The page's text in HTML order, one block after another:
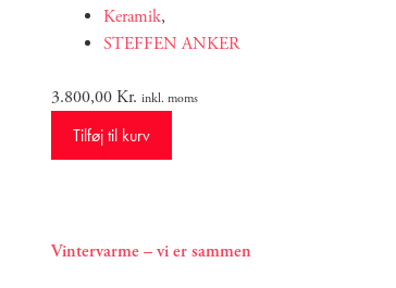
Keramik,
STEFFEN ANKER
3.800,00Kr. inkl. moms
Tilføj til kurv
Vintervarme – vi er sammen